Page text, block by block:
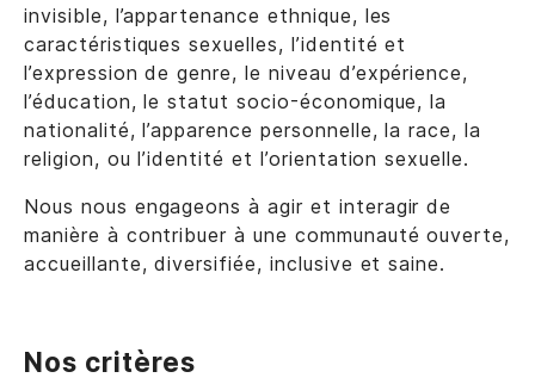
invisible, l’appartenance ethnique, les
caractéristiques sexuelles, l’identité et
l’expression de genre, le niveau d’expérience,
l’éducation, le statut socio-économique, la
nationalité, l’apparence personnelle, la race, la
religion, ou l’identité et l’orientation sexuelle.
Nous nous engageons à agir et interagir de
manière à contribuer à une communauté ouverte,
accueillante, diversifiée, inclusive et saine.
Nos critères